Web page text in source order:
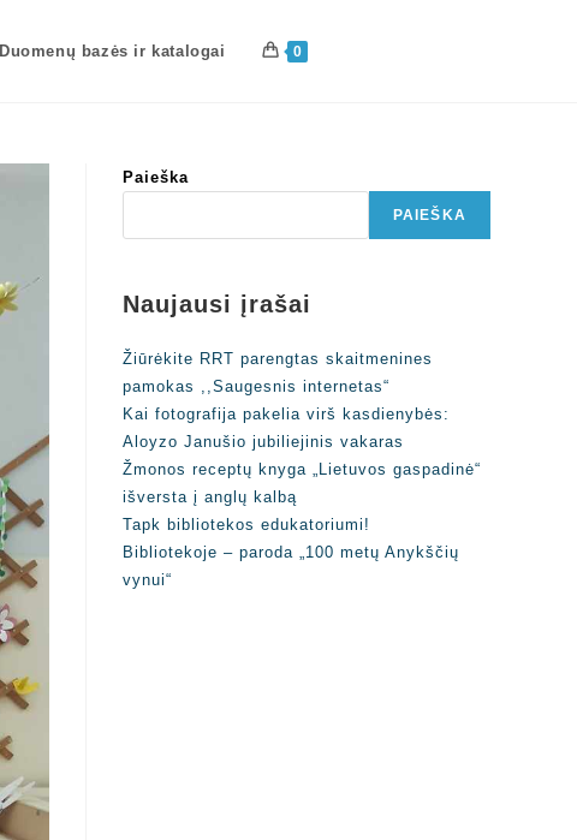
Duomenų bazės ir katalogai 0
Paieška
PAIEŠKA
Naujausi įrašai
Žiūrėkite RRT parengtas skaitmenines
pamokas ,,Saugesnis internetas“
Kai fotografija pakelia virš kasdienybės:
Aloyzo Janušio jubiliejinis vakaras
Žmonos receptų knyga „Lietuvos gaspadinė“
išversta į anglų kalbą
Tapk bibliotekos edukatoriumi!
Bibliotekoje – paroda „100 metų Anykščių
vynui“